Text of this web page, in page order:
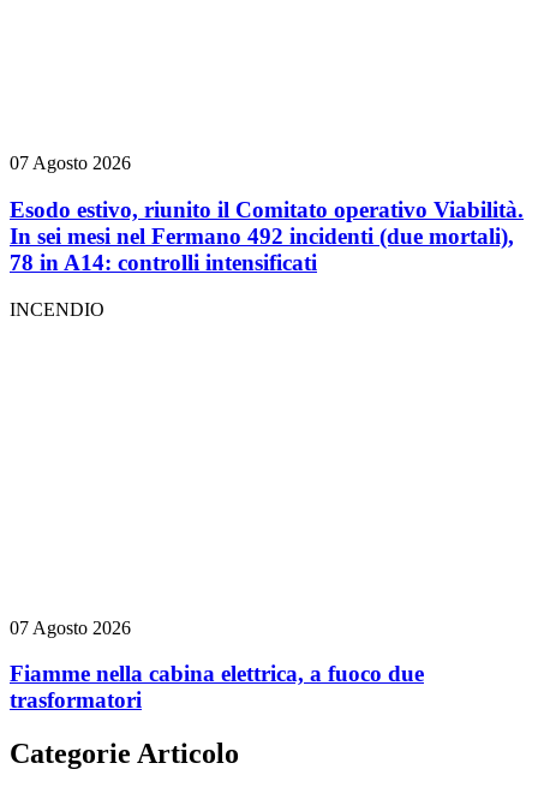
07 Agosto 2026
Esodo estivo, riunito il Comitato operativo Viabilità.
In sei mesi nel Fermano 492 incidenti (due mortali),
78 in A14: controlli intensificati
INCENDIO
07 Agosto 2026
Fiamme nella cabina elettrica, a fuoco due
trasformatori
Categorie Articolo